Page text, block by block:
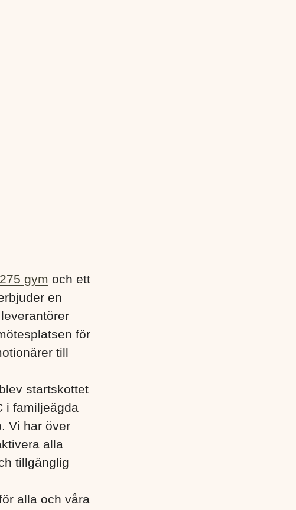
275 gym och ett
en
för
till
startskottet
i familjeägda
Vi har över
alla
tillgänglig
alla och våra